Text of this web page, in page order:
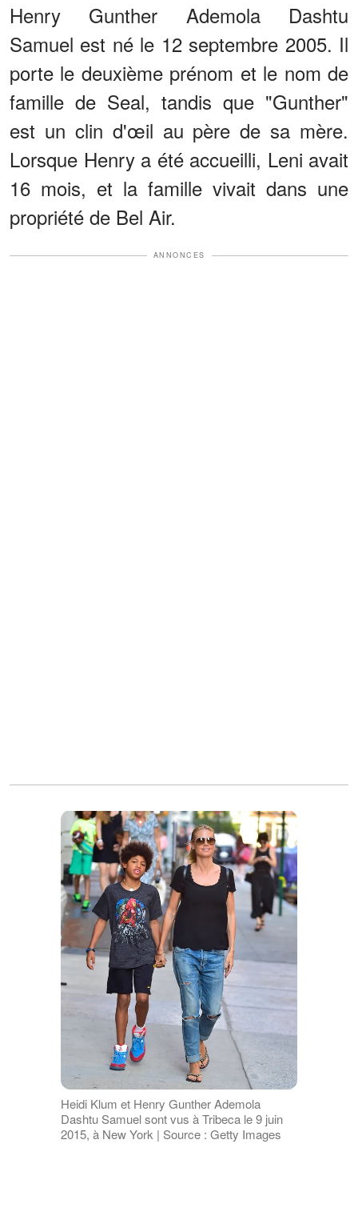
Henry Gunther Ademola Dashtu
Samuel est né le 12 septembre 2005. Il
porte le deuxième prénom et le nom de
famille de Seal, tandis que "Gunther"
est un clin d'œil au père de sa mère.
Lorsque Henry a été accueilli, Leni avait
16 mois, et la famille vivait dans une
propriété de Bel Air.
ANNONCES
Heidi Klum et Henry Gunther Ademola
Dashtu Samuel sont vus à Tribeca le 9 juin
2015, à New York | Source : Getty Images